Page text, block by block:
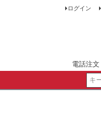
ログイン
電話注文